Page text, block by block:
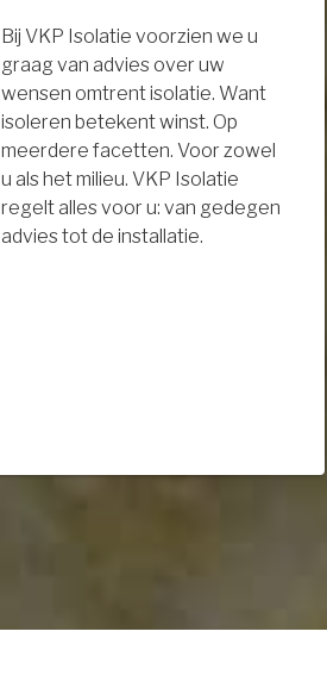
Bij VKP Isolatie voorzien we u
graag van advies over uw
wensen omtrent isolatie. Want
isoleren betekent winst. Op
meerdere facetten. Voor zowel
u als het milieu. VKP Isolatie
regelt alles voor u: van gedegen
advies tot de installatie.